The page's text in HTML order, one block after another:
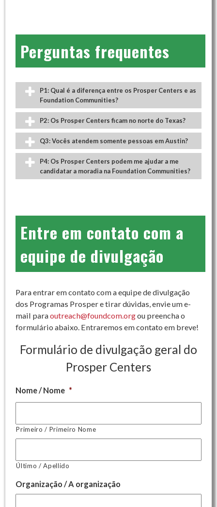
Perguntas frequentes
P1: Qual é a diferença entre os Prosper Centers e as
Foundation Communities?
P2: Os Prosper Centers ficam no norte do Texas?
Q3: Vocês atendem somente pessoas em Austin?
P4: Os Prosper Centers podem me ajudar a me
candidatar a moradia na Foundation Communities?
Entre em contato com a
equipe de divulgação
Para entrar em contato com a equipe de divulgação
dos Programas Prosper e tirar dúvidas, envie um e-
mail paraoutreach@foundcom.orgou preencha o
formulário abaixo. Entraremos em contato em breve!
Formulário de divulgação geral do
Prosper Centers
Nome / Nome *
Primeiro / Primeiro Nome
Último / Apellido
Organização / A organização